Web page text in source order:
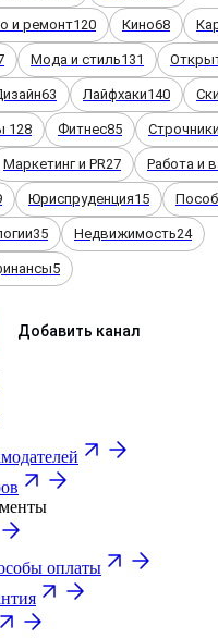
и ремонт120 Кино68
Мода и стиль131
63 Лайфхаки140
128 Фитнес85 Строчники
Маркетинг и PR27 Работа и
Юриспруденция15
35 Недвижимость24
5
Добавить канал
оплаты